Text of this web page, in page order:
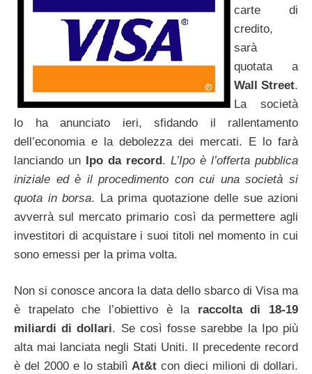
carte di
credito,
sarà
quotata a
Wall Street.
La società
lo ha anunciato ieri, sfidando il rallentamento
dell’economia e la debolezza dei mercati. E lo farà
lanciando un Ipo da record. L’Ipo è l’offerta pubblica
iniziale ed è il procedimento con cui una società si
quota in borsa. La prima quotazione delle sue azioni
avverrà sul mercato primario così da permettere agli
investitori di acquistare i suoi titoli nel momento in cui
sono emessi per la prima volta.
Non si conosce ancora la data dello sbarco di Visa ma
è trapelato che l’obiettivo è la raccolta di 18-19
miliardi di dollari. Se così fosse sarebbe la Ipo più
alta mai lanciata negli Stati Uniti. Il precedente record
è del 2000 e lo stabilìAt&t con dieci milioni di dollari.